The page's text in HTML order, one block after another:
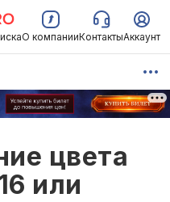
О компанииКонтактыАккаунт
цвета
или